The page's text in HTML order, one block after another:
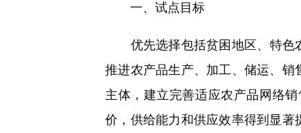
一、试点目标
优先选择包括贫困地区、特色农
推进农产品生产、加工、储运、
主体，建立完善适应农产品网络
价，供给能力和供应效率得到显